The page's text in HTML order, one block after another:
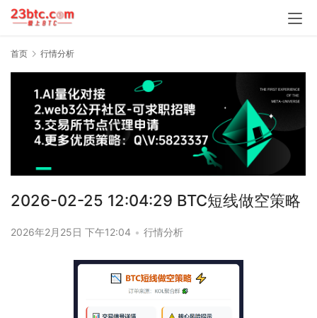
首页 行情分析
2026-02-25 12:04:29 BTC短线做空策略
2026年2月25日 下午12:04 • 行情分析